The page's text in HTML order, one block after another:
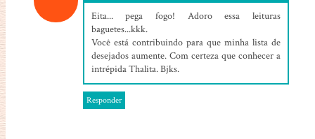
Eita... pega fogo! Adoro essa leituras
baguetes...kkk.
Você está contribuindo para que minha lista de
desejados aumente. Com certeza que conhecer a
intrépida Thalita. Bjks.
Responder